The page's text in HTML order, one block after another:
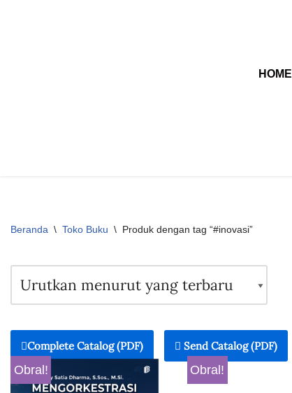
HOME
Beranda \ Toko Buku \ Produk dengan tag “#inovasi”
Complete Catalog (PDF) Send Catalog (PDF)
Obral! Obral!